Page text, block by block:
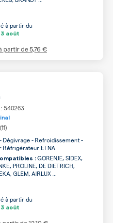
à partir du
août
partir de5,76 €
540263
(11)
Dégivrage - Refroidissement -
Réfrigérateur ETNA
: GORENJE, SIDEX,
PROLINE, DE DIETRICH,
GLEM, AIRLUX ...
à partir du
août